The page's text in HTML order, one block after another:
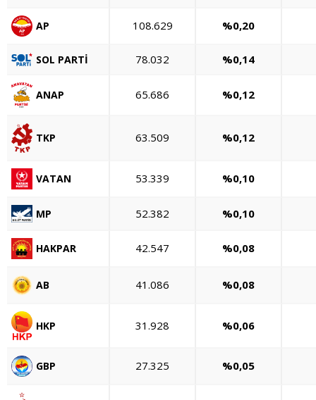
AP 108.629 %0,20
SOL PARTİ 78.032 %0,14
ANAP 65.686 %0,12
TKP 63.509 %0,12
VATAN 53.339 %0,10
MP 52.382 %0,10
HAKPAR 42.547 %0,08
AB 41.086 %0,08
HKP 31.928 %0,06
GBP 27.325 %0,05